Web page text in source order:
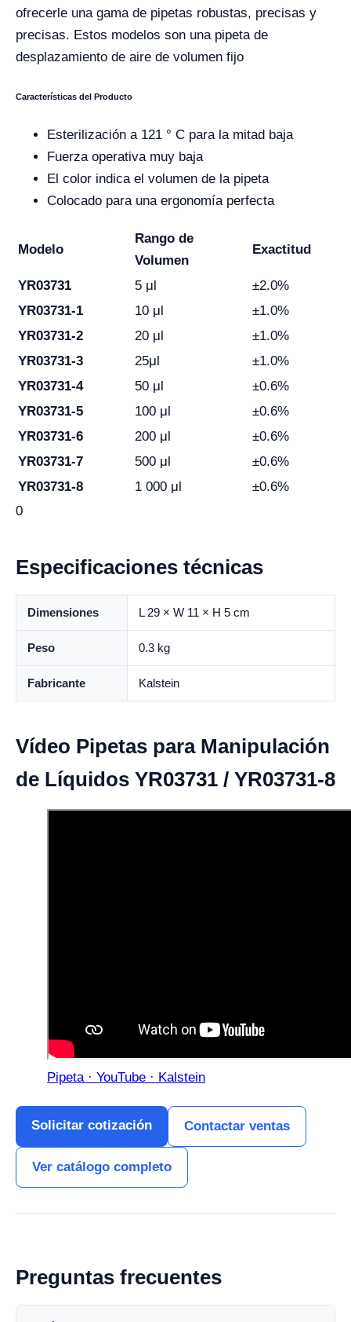
ofrecerle una gama de pipetas robustas, precisas y
precisas. Estos modelos son una pipeta de
desplazamiento de aire de volumen fijo
Características del Producto
Esterilización a 121 ° C para la mitad baja
Fuerza operativa muy baja
El color indica el volumen de la pipeta
Colocado para una ergonomía perfecta
Modelo
Rango de
Volumen
Exactitud
YR03731 5 μl
±2.0%
YR03731-1
10 μl
±1.0%
YR03731-2
20 μl
±1.0%
YR03731-3
25μl
±1.0%
YR03731-4
50 μl
±0.6%
YR03731-5
100 μl
±0.6%
YR03731-6
200 μl
±0.6%
YR03731-7
500 μl
±0.6%
YR03731-8
1 000 μl
±0.6%
0
Especificaciones técnicas
Dimensiones L 29 × W 11 × H 5 cm
Peso 0.3 kg
Fabricante Kalstein
Vídeo Pipetas para Manipulación
de Líquidos YR03731 / YR03731-8
Pipeta · YouTube · Kalstein
Solicitar cotización Contactar ventas
Ver catálogo completo
Preguntas frecuentes